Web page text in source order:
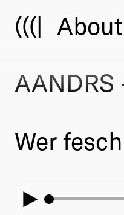
(((| About
Wer